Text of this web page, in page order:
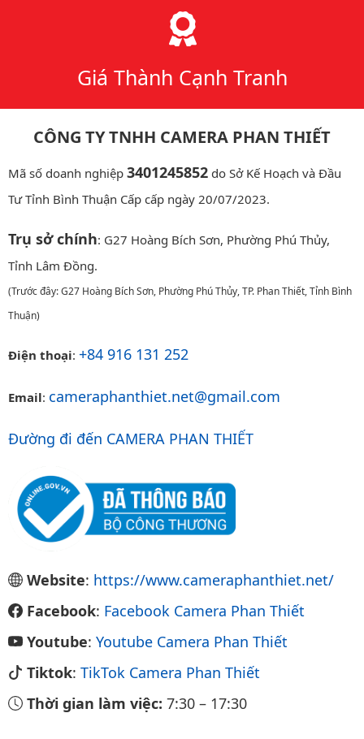
Giá Thành Cạnh Tranh
CÔNG TY TNHH CAMERA PHAN THIẾT
Mã số doanh nghiệp 3401245852 do Sở Kế Hoạch và Đầu
Tư Tỉnh Bình Thuận Cấp cấp ngày 20/07/2023.
Trụ sở chính: G27 Hoàng Bích Sơn, Phường Phú Thủy,
Tỉnh Lâm Đồng.
(Trước đây: G27 Hoàng Bích Sơn, Phường Phú Thủy, TP. Phan Thiết, Tỉnh Bình
Thuận)
Điện thoại: +84 916 131 252
Email: cameraphanthiet.net@gmail.com
Đường đi đến CAMERA PHAN THIẾT
Website: https://www.cameraphanthiet.net/
Facebook: Facebook Camera Phan Thiết
Youtube: Youtube Camera Phan Thiết
Tiktok: TikTok Camera Phan Thiết
Thời gian làm việc: 7:30 – 17:30